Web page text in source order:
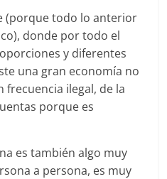
(porque todo lo anterior
donde por todo el
y diferentes
una gran economía no
frecuencia ilegal, de la
porque es
es también algo muy
a persona, es muy